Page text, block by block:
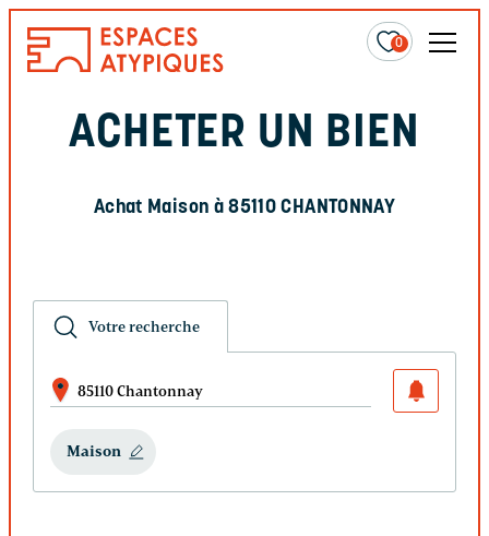
0
ACHETER UN BIEN
Achat Maison à 85110 CHANTONNAY
Votre recherche
85110 Chantonnay
Maison